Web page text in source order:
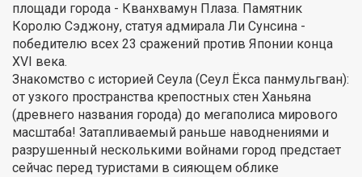
площади города - Кванхвамун Плаза. Памятник
Королю Сэджону, статуя адмирала Ли Сунсина -
победителю всех 23 сражений против Японии конца
XVI века.
Знакомство с историей Сеула (Сеул Ёкса панмульгван):
от узкого пространства крепостных стен Ханьяна
(древнего названия города) до мегаполиса мирового
масштаба! Затапливаемый раньше наводнениями и
разрушенный несколькими войнами город предстает
сейчас перед туристами в сияющем облике